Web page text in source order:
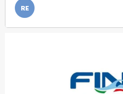
RE